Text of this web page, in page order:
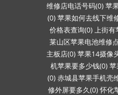
维修店电话号码(0) 苹
(0) 苹果如何去线下维
价格表查询(0) 上街有
莱山区苹果电池维修
主板店(0) 苹果14摄像
机苹果要多少钱(0) 苹
(0) 赤城县苹果手机壳
修外屏要多久(0) 怀化